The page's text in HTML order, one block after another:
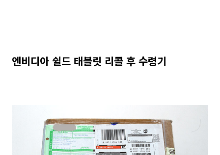
엔비디아 쉴드 태블릿 리콜 후 수령기